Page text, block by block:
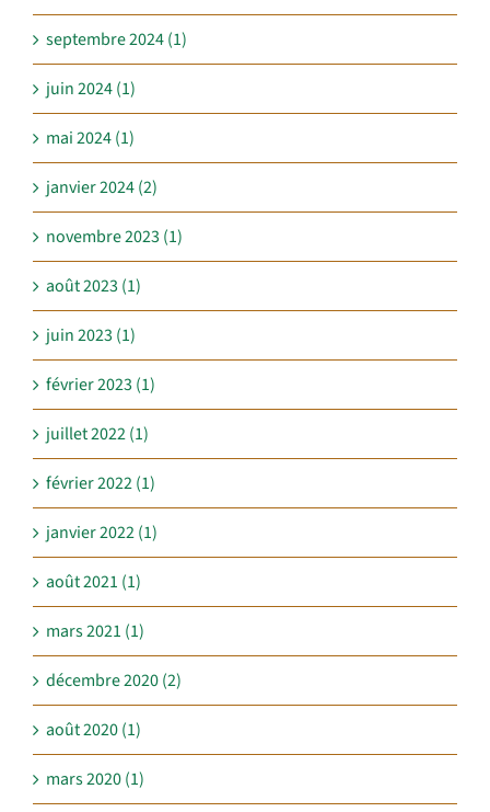
septembre 2024 (1)
juin 2024 (1)
mai 2024 (1)
janvier 2024 (2)
novembre 2023 (1)
août 2023 (1)
juin 2023 (1)
février 2023 (1)
juillet 2022 (1)
février 2022 (1)
janvier 2022 (1)
août 2021 (1)
mars 2021 (1)
décembre 2020 (2)
août 2020 (1)
mars 2020 (1)